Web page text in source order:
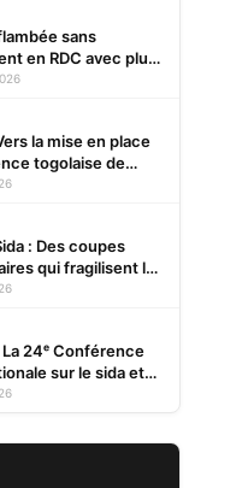
sans
en RDC avec plus
cas
la mise en place
togolaise de
pharmaceutique
: Des coupes
fragilisent la
et menacent les
24ᵉ Conférence
sur le sida et
Afrique se tiendra